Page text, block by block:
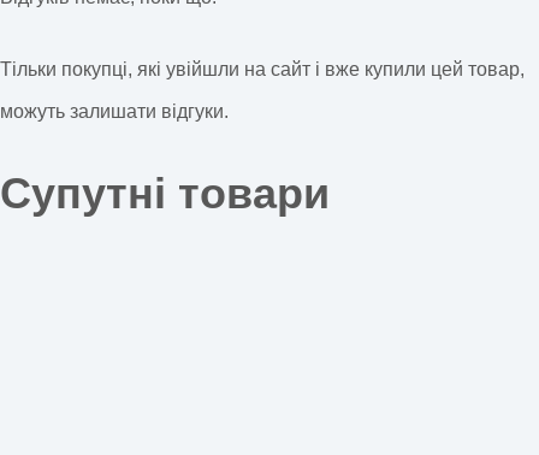
Тільки покупці, які увійшли на сайт і вже купили цей товар,
можуть залишати відгуки.
Супутні товари